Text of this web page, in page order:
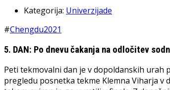
Kategorija: Univerzijade
#Chengdu2021
5. DAN: Po dnevu čakanja na odločitev
Peti tekmovalni dan je v dopoldanskih urah
pregledu posnetka tekme Klemna Viharja v